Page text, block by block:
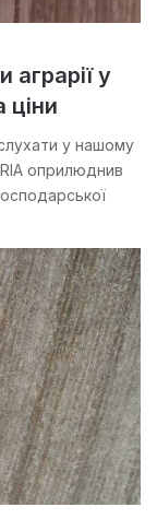
аграрії у
ціни
у нашому
оприлюднив